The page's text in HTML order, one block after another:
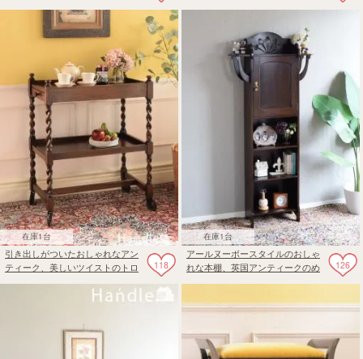
在庫1台
118
引き出しがついたおしゃれなアン
ティーク、美しいツイストのトロ
ーリーワゴン
在庫1台
126
アールヌーボースタイルのおしゃ
れな本棚、英国アンティークのめ
ずらしいブックシェルフ